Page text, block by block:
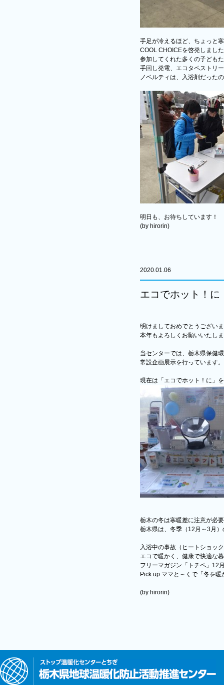
手足が冷えるほど、ちょっと
COOL CHOICEを啓発しまし
参加してくれた多くの子ども
手回し発電、エコタペストリ
ノベルティは、入浴剤だった
明日も、お待ちしています！
(by hirorin)
2020.01.06
エコでホット！
明けましておめでとうござい
本年もよろしくお願いいたし
当センターでは、栃木県保健
常設企画展示を行っています。
現在は「エコでホット！に」
栃木の冬は寒暖差に注意が必
栃木県は、冬季（12月～3月
入浴中の事故（ヒートショッ
エコで暖かく、健康で快適な
フリーマガジン「トチペ」12
Pick up ママと～くで「冬を
(by hirorin)